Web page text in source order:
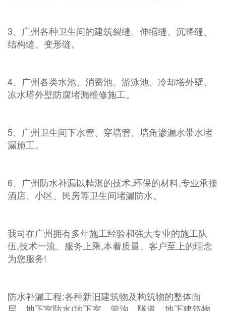
3、广州各种卫生间的建筑裂缝、伸缩缝、沉降缝、
结构缝、变形缝。
4、广州各类水池、消费池、游泳池、冷却塔外壁、
凉水塔外壁防腐堵漏维修施工。
5、广州卫生间下水管、穿墙管、墙角渗漏水带水堵
漏施工。
6、广州防水补漏以精湛的技术,环保的材料,专业承接
酒店、小区、民房等卫生间堵漏防水。
我司在广州拥有多年施工经验和强大专业的施工队
伍,技术一流、服务上乘,本着质量、客户至上的理念
为您服务!
防水补漏工程:各种新旧建筑物及构筑物的整体面